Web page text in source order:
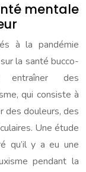
mentale
à la pandémie
la santé bucco-
entraîner des
qui consiste à
des douleurs, des
Une étude
qu’il y a eu une
pendant la